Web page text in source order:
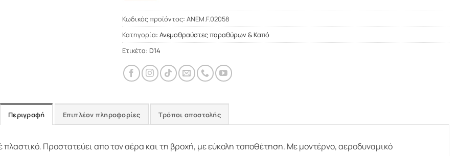
Κωδικός προϊόντος: ΑΝΕΜ.F.02058
Κατηγορία: Ανεμοθραύστες παραθύρων & Καπό
Ετικέτα: D14
Περιγραφή Επιπλέον πληροφορίες Τρόποι αποστολής
Προστατεύει απο τον αέρα και τη βροχή, με εύκολη τοποθέτηση. Με μοντέρνο, αεροδυναμικό